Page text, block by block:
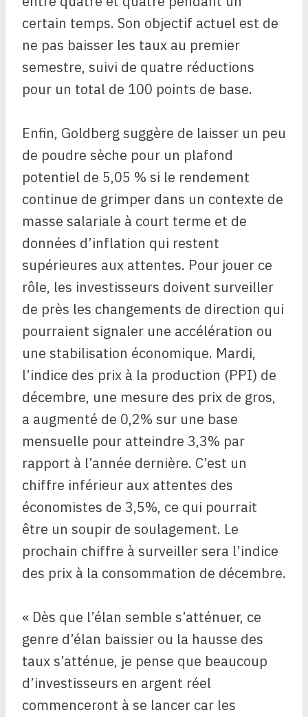
certain temps. Son objectif actuel est de
ne pas baisser les taux au premier
semestre, suivi de quatre réductions
pour un total de 100 points de base.
Enfin, Goldberg suggère de laisser un peu
de poudre sèche pour un plafond
potentiel de 5,05 % si le rendement
continue de grimper dans un contexte de
masse salariale à court terme et de
données d’inflation qui restent
supérieures aux attentes. Pour jouer ce
rôle, les investisseurs doivent surveiller
de près les changements de direction qui
pourraient signaler une accélération ou
une stabilisation économique. Mardi,
l’indice des prix à la production (PPI) de
décembre, une mesure des prix de gros,
a augmenté de 0,2% sur une base
mensuelle pour atteindre 3,3% par
rapport à l’année dernière. C’est un
chiffre inférieur aux attentes des
économistes de 3,5%, ce qui pourrait
être un soupir de soulagement. Le
prochain chiffre à surveiller sera l’indice
des prix à la consommation de décembre.
« Dès que l’élan semble s’atténuer, ce
genre d’élan baissier ou la hausse des
taux s’atténue, je pense que beaucoup
d’investisseurs en argent réel
commenceront à se lancer car les